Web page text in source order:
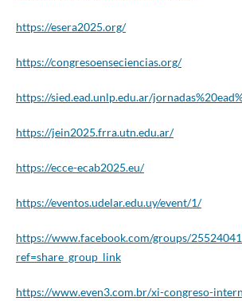
https://esera2025.org/
https://congresoenseciencias.org/
https://sied.ead.unlp.edu.ar/
https://jein2025.frra.utn.edu.ar/
https://ecce-ecab2025.eu/
https://eventos.udelar.edu.uy/event/1/
https://www.facebook.com/groups/
ref=share_group_link
https://www.even3.com.br/xi-congreso-